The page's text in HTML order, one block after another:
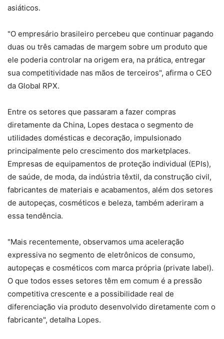
asiáticos.
"O empresário brasileiro percebeu que continuar pagando
duas ou três camadas de margem sobre um produto que
ele poderia controlar na origem era, na prática, entregar
sua competitividade nas mãos de terceiros", afirma o CEO
da Global RPX.
Entre os setores que passaram a fazer compras
diretamente da China, Lopes destaca o segmento de
utilidades domésticas e decoração, impulsionado
principalmente pelo crescimento dos marketplaces.
Empresas de equipamentos de proteção individual (EPIs),
de saúde, de moda, da indústria têxtil, da construção civil,
fabricantes de materiais e acabamentos, além dos setores
de autopeças, cosméticos e beleza, também aderiram a
essa tendência.
"Mais recentemente, observamos uma aceleração
expressiva no segmento de eletrônicos de consumo,
autopeças e cosméticos com marca própria (private label).
O que todos esses setores têm em comum é a pressão
competitiva crescente e a possibilidade real de
diferenciação via produto desenvolvido diretamente com o
fabricante", detalha Lopes.